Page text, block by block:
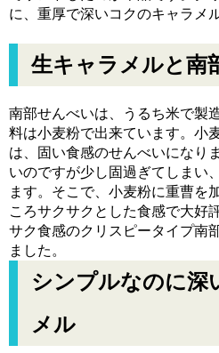
に、重厚で深いコクのキャラメ
生キャラメルと南
南部せんべいは、うるち米で製
料は小麦粉で出来ています。小
は、固い食感のせんべいになり
いのですが少し固過ぎてしまい
ます。そこで、小麦粉に重曹を
ころサクサクとした食感で大好
サク食感のクリスピータイプ南
ました。
シンプルなのに深
メル